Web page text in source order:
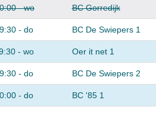
- wo BC Gorredijk
- do BC De Swiepers 1
- wo Oer it net 1
- do BC De Swiepers 2
- do BC '85 1